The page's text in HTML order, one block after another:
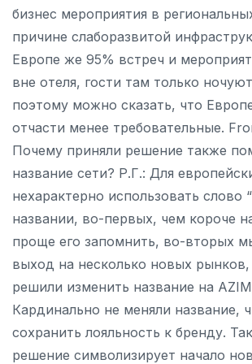
бизнес мероприятия в
причине слаборазвитой
Европе же 95% встреч и
вне отеля, гости там только
поэтому можно сказать, что
отчасти менее требовательные.
Почему приняли решение также
название сети? Р.Г.: Для
нехарактерно использовать слово
названии, во-первых, чем короче
проще его запомнить, во-вторых
выход на несколько новых
решили изменить название на
Кардинально не меняли название,
сохранить лояльность к бренду.
решение символизирует начало